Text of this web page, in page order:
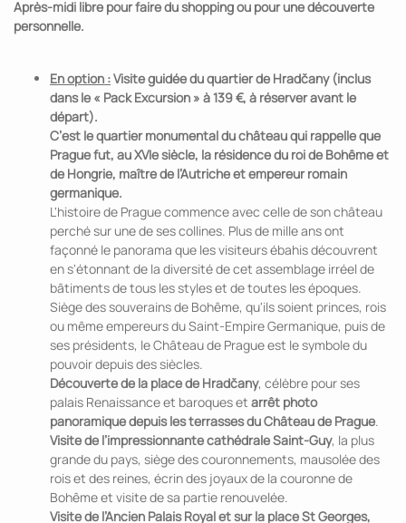
Après-midi libre pour faire du shopping ou pour une découverte
personnelle.
En option :Visite guidée du quartier de Hradčany (inclus
dans le « Pack Excursion » à 139 €, à réserver avant le
départ).
C’est le quartier monumental du château qui rappelle que
Prague fut, au XVIe siècle, la résidence du roi de Bohême et
de Hongrie, maître de l’Autriche et empereur romain
germanique.
L'histoire de Prague commence avec celle de son château
perché sur une de ses collines. Plus de mille ans ont
façonné le panorama que les visiteurs ébahis découvrent
en s'étonnant de la diversité de cet assemblage irréel de
bâtiments de tous les styles et de toutes les époques.
Siège des souverains de Bohême, qu'ils soient princes, rois
ou même empereurs du Saint-Empire Germanique, puis de
ses présidents, le Château de Prague est le symbole du
pouvoir depuis des siècles.
Découverte de la place de Hradčany, célèbre pour ses
palais Renaissance et baroques et arrêt photo
panoramique depuis les terrasses du Château de Prague.
Visite de l’impressionnante cathédrale Saint-Guy, la plus
grande du pays, siège des couronnements, mausolée des
rois et des reines, écrin des joyaux de la couronne de
Bohême et visite de sa partie renouvelée.
Visite de l’Ancien Palais Royal et sur la place St Georges,